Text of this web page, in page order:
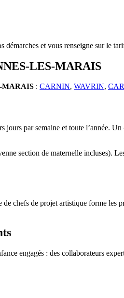
et vous renseigne sur le
LES-MARAIS
MARAIS : CARNIN, WAVRIN,
par semaine et toute l’année.
section de maternelle incluses).
chefs de projet artistique forme les
engagés : des collaborateurs